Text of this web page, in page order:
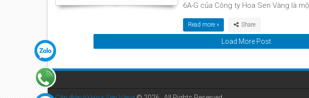
6A-G của Công ty Hoa Sen Vàng là
Read more »
Load More Post